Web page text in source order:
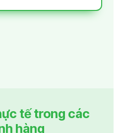
tế trong các
hàng